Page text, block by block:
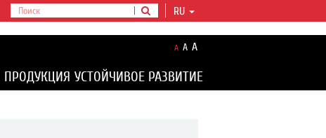
RU
A A A
ПРОДУКЦИЯ УСТОЙЧИВОЕ РАЗВИТИЕ